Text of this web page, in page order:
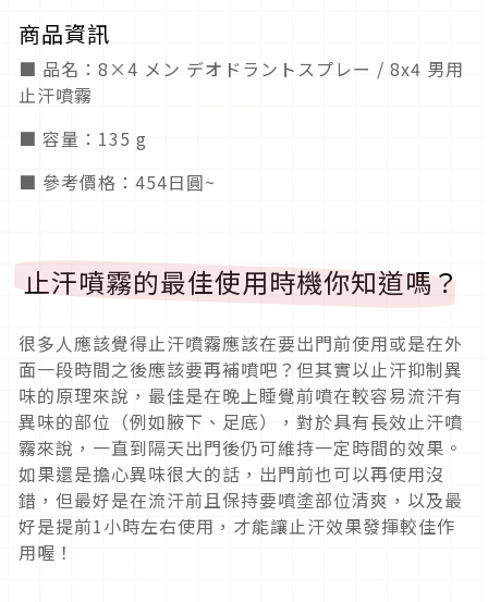
商品資訊
■ 品名：8×4 メン デオドラントスプレー / 8x4 男用
止汗噴霧
■ 容量：135 g
■ 參考價格：454日圓~
止汗噴霧的最佳使用時機你知道嗎？
很多人應該覺得止汗噴霧應該在要出門前使用或是在外
面一段時間之後應該要再補噴吧？但其實以止汗抑制異
味的原理來說，最佳是在晚上睡覺前噴在較容易流汗有
異味的部位（例如腋下、足底），對於具有長效止汗噴
霧來說，一直到隔天出門後仍可維持一定時間的效果。
如果還是擔心異味很大的話，出門前也可以再使用沒
錯，但最好是在流汗前且保持要噴塗部位清爽，以及最
好是提前1小時左右使用，才能讓止汗效果發揮較佳作
用喔！